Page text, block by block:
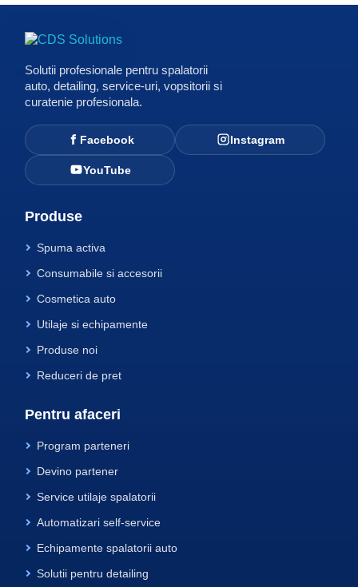
Solutii profesionale pentru spalatorii
auto, detailing, service-uri, vopsitorii si
curatenie profesionala.
Facebook Instagram
YouTube
Produse
Spuma activa
Consumabile si accesorii
Cosmetica auto
Utilaje si echipamente
Produse noi
Reduceri de pret
Pentru afaceri
Program parteneri
Devino partener
Service utilaje spalatorii
Automatizari self-service
Echipamente spalatorii auto
Solutii pentru detailing